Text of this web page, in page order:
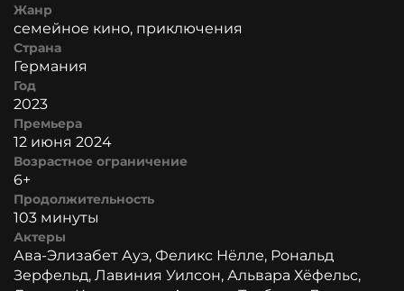
Жанр
семейное кино, приключения
Страна
Германия
Год
2023
Премьера
12 июня 2024
Возрастное ограничение
6+
Продолжительность
103 минуты
Актеры
Ава-Элизабет Ауэ, Феликс Нёлле, Рональд
Зерфельд, Лавиния Уилсон, Альвара Хёфельс,